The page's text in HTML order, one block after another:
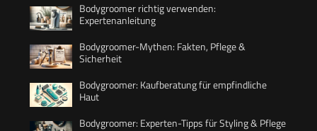
Bodygroomer richtig verwenden:
Expertenanleitung
Bodygroomer-Mythen: Fakten, Pflege &
Sicherheit
Bodygroomer: Kaufberatung für empfindliche
Haut
Bodygroomer: Experten-Tipps für Styling & Pflege